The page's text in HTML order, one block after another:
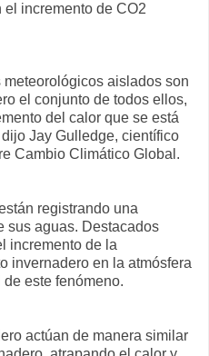
incremento de CO2
aislados son
el conjunto de todos ellos,
del calor que se está
Jay Gulledge, científico
Cambio Climático Global.
registrando una
sus aguas. Destacados
incremento de la
invernadero en la atmósfera
este fenómeno.
actúan de manera similar